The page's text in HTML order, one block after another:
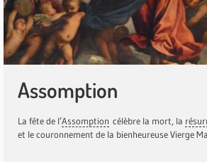
Assomption
La fête de l’Assomption célèbre la mort, la
et le couronnement de la bienheureuse Vierge